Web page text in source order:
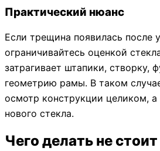
Практический нюанс
Если трещина появилась после
ограничивайтесь оценкой
затрагивает штапики, створку,
геометрию рамы. В таком
осмотр конструкции целиком, а
нового стекла.
Чего делать не